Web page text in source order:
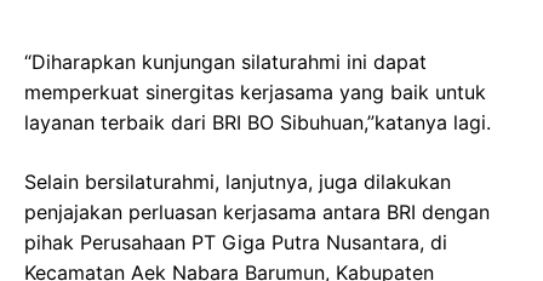
“Diharapkan kunjungan silaturahmi ini dapat
memperkuat sinergitas kerjasama yang baik untuk
layanan terbaik dari BRI BO Sibuhuan,”katanya lagi.
Selain bersilaturahmi, lanjutnya, juga dilakukan
penjajakan perluasan kerjasama antara BRI dengan
pihak Perusahaan PT Giga Putra Nusantara, di
Kecamatan Aek Nabara Barumun, Kabupaten